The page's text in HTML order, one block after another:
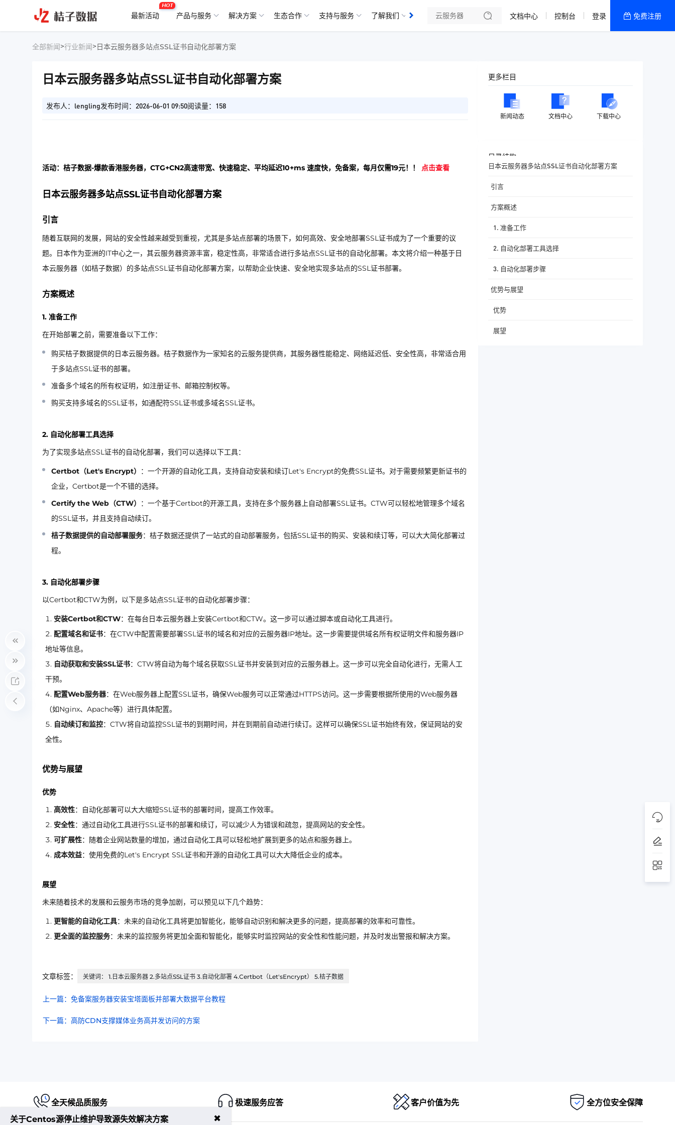
最新活动
HOT
产品与服务 解决方案 生态合作 支持与服务
了解我们
香港精品CN2云
文档中心 控制台 登录 免费注册
全部新闻>行业新闻>日本云服务器多站点SSL证书自动化部署方案
日本云服务器多站点SSL证书自动化部署方案
发布人：lengling发布时间：2026-06-01 09:50阅读量：158
活动：桔子数据-爆款香港服务器，CTG+CN2高速带宽、快速稳定、平均延迟10+ms 速度快，免备案，每月仅需19元！！ 点击查看
日本云服务器多站点SSL证书自动化部署方案
引言
随着互联网的发展，网站的安全性越来越受到重视，尤其是多站点部署的场景下，如何高效、安全地部署SSL证书成为了一个重要的议
题。日本作为亚洲的IT中心之一，其云服务器资源丰富，稳定性高，非常适合进行多站点SSL证书的自动化部署。本文将介绍一种基于日
本云服务器（如桔子数据）的多站点SSL证书自动化部署方案，以帮助企业快速、安全地实现多站点的SSL证书部署。
方案概述
1. 准备工作
在开始部署之前，需要准备以下工作：
购买桔子数据提供的日本云服务器。桔子数据作为一家知名的云服务提供商，其服务器性能稳定、网络延迟低、安全性高，非常适合用
于多站点SSL证书的部署。
准备多个域名的所有权证明，如注册证书、邮箱控制权等。
购买支持多域名的SSL证书，如通配符SSL证书或多域名SSL证书。
2. 自动化部署工具选择
为了实现多站点SSL证书的自动化部署，我们可以选择以下工具：
Certbot（Let's Encrypt）
：一个开源的自动化工具，支持自动安装和续订Let's Encrypt的免费SSL证书。对于需要频繁更新证书的
企业，Certbot是一个不错的选择。
Certify the Web（CTW）
：一个基于Certbot的开源工具，支持在多个服务器上自动部署SSL证书。CTW可以轻松地管理多个域名
的SSL证书，并且支持自动续订。
桔子数据提供的自动部署服务：桔子数据还提供了一站式的自动部署服务，包括SSL证书的购买、安装和续订等，可以大大简化部署过
程。
3. 自动化部署步骤
以Certbot和CTW为例，以下是多站点SSL证书的自动化部署步骤：
安装Certbot和CTW：在每台日本云服务器上安装Certbot和CTW。这一步可以通过脚本或自动化工具进行。
配置域名和证书：在CTW中配置需要部署SSL证书的域名和对应的云服务器IP地址。这一步需要提供域名所有权证明文件和服务器IP
地址等信息。
自动获取和安装SSL证书：CTW将自动为每个域名获取SSL证书并安装到对应的云服务器上。这一步可以完全自动化进行，无需人工
干预。
配置Web服务器：在Web服务器上配置SSL证书，确保Web服务可以正常通过HTTPS访问。这一步需要根据所使用的Web服务器
（如Nginx、Apache等）进行具体配置。
自动续订和监控：CTW将自动监控SSL证书的到期时间，并在到期前自动进行续订。这样可以确保SSL证书始终有效，保证网站的安
全性。
优势与展望
优势
高效性：自动化部署可以大大缩短SSL证书的部署时间，提高工作效率。
安全性：通过自动化工具进行SSL证书的部署和续订，可以减少人为错误和疏忽，提高网站的安全性。
可扩展性：随着企业网站数量的增加，通过自动化工具可以轻松地扩展到更多的站点和服务器上。
成本效益：使用免费的Let's Encrypt SSL证书和开源的自动化工具可以大大降低企业的成本。
展望
未来随着技术的发展和云服务市场的竞争加剧，可以预见以下几个趋势：
更智能的自动化工具：未来的自动化工具将更加智能化，能够自动识别和解决更多的问题，提高部署的效率和可靠性。
更全面的监控服务：未来的监控服务将更加全面和智能化，能够实时监控网站的安全性和性能问题，并及时发出警报和解决方案。
文章标签： 关键词： 1.日本云服务器 2.多站点SSL证书 3.自动化部署 4.Certbot（Let'sEncrypt） 5.桔子数据
上一篇：免备案服务器安装宝塔面板并部署大数据平台教程
下一篇：高防CDN支撑媒体业务高并发访问的方案
更多栏目
新闻动态 文档中心 下载中心
目录结构
日本云服务器多站点SSL证书自动化部署方案
引言
方案概述
1. 准备工作
2. 自动化部署工具选择
3. 自动化部署步骤
优势与展望
优势
展望
全天候品质服务 极速服务应答 客户价值为先
全方位安全保障
关于Centos源停止维护导致源失效解决方案
✖